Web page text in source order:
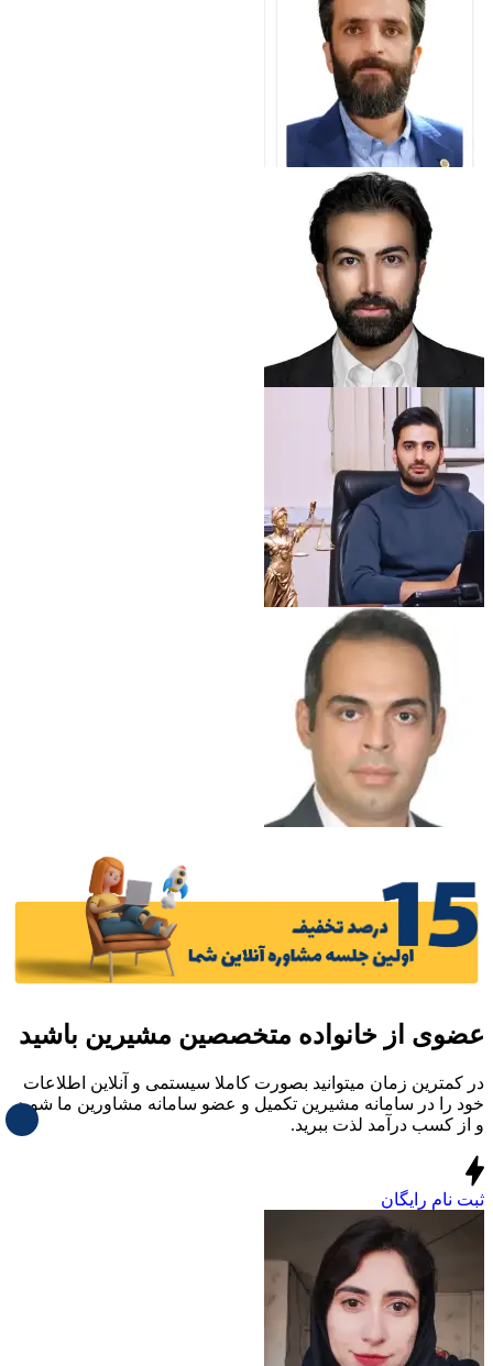
عضوی از خانواده متخصصین مشیرین باشید
در کمترین زمان میتوانید بصورت کاملا سیستمی و آنلاین اطلاعات
خود را در سامانه مشیرین تکمیل و عضو سامانه مشاورین ما شوید
و از کسب درآمد لذت ببرید.
ثبت نام رایگان